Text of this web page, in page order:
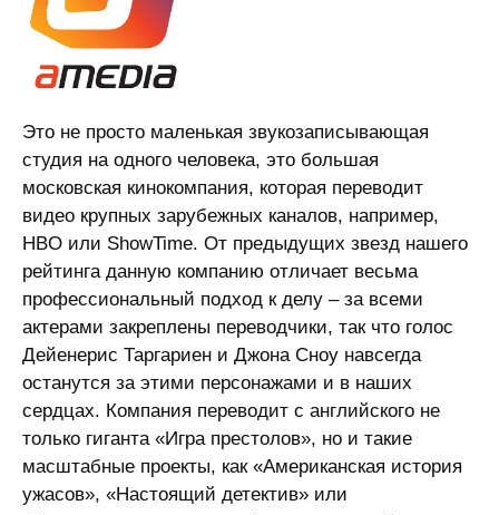
Это не просто маленькая звукозаписывающая
студия на одного человека, это большая
московская кинокомпания, которая переводит
видео крупных зарубежных каналов, например,
HBO или ShowTime. От предыдущих звезд нашего
рейтинга данную компанию отличает весьма
профессиональный подход к делу – за всеми
актерами закреплены переводчики, так что голос
Дейенерис Таргариен и Джона Сноу навсегда
останутся за этими персонажами и в наших
сердцах. Компания переводит с английского не
только гиганта «Игра престолов», но и такие
масштабные проекты, как «Американская история
ужасов», «Настоящий детектив» или